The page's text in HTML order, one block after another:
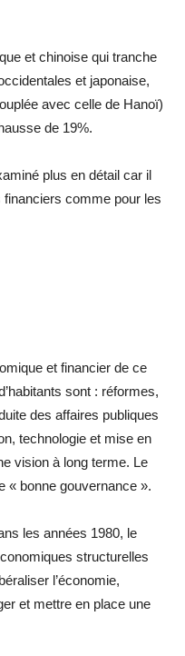
et chinoise qui tranche
et japonaise,
avec celle de Hanoï)
de 19%.
plus en détail car il
financiers comme pour les
et financier de ce
sont : réformes,
des affaires publiques
technologie et mise en
vision à long terme. Le
« bonne gouvernance ».
les années 1980, le
structurelles
l’économie,
et mettre en place une